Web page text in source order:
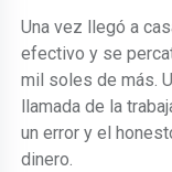
Una vez llegó a
efectivo y se
mil soles de más.
llamada de la
un error y el
dinero.